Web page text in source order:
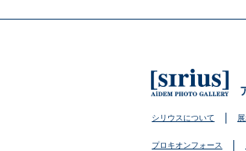
シリウスについて
プロキオンフォース